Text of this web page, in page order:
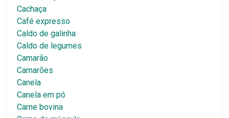
Cachaça
Café expresso
Caldo de galinha
Caldo de legumes
Camarão
Camarões
Canela
Canela em pó
Carne bovina